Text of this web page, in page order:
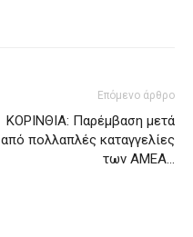
Επόμενο άρθρο
ΚΟΡΙΝΘΙΑ: Παρέμβαση μετά
από πολλαπλές καταγγελίες
των ΑΜΕΑ…